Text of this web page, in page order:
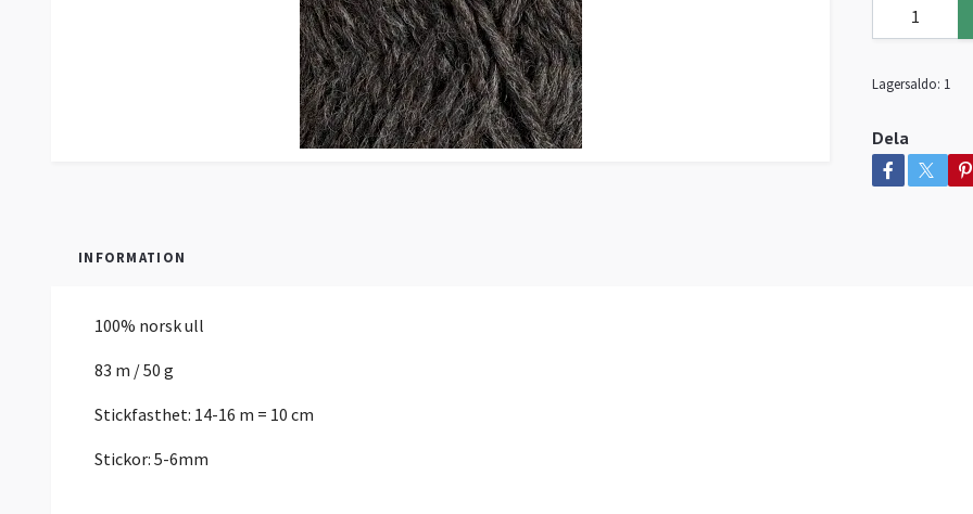
Lagersaldo: 1
Dela
INFORMATION
100% norsk ull
83 m / 50 g
Stickfasthet: 14-16 m = 10 cm
Stickor: 5-6mm